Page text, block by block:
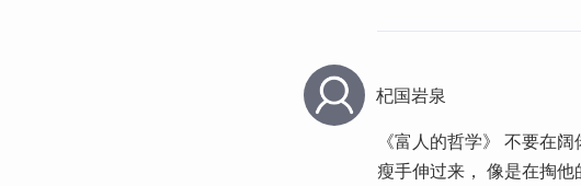
杞国岩泉
《富人的哲学》 不要在
瘦手伸过来， 像是在掏